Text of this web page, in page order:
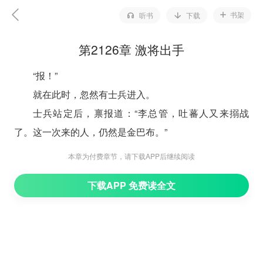
听书 下载 书架
第2126章 激将出手
“报！”
就在此时，忽然有士兵进入。
士兵站定后，禀报道：“李总管，吐蕃人又来搦战
了。这一次来的人，仍然是金巴布。”
李靖道：“知道了。”
个金巴布，是松赞干布麾下的大将，其实力极为强横。他
本章为付费章节，请下载APP后继续阅读
下载APP 免费读全文